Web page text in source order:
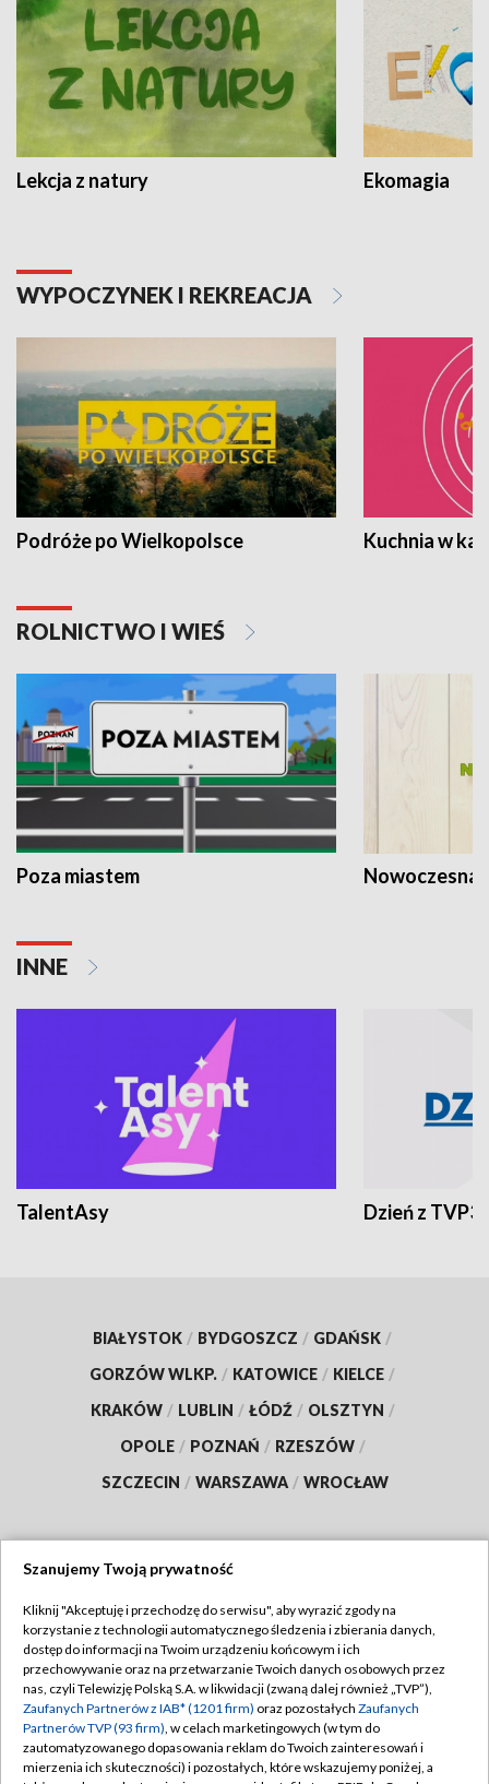
Lekcja z natury Ekomagia
WYPOCZYNEK I REKREACJA
Podróże po Wielkopolsce Kuchnia w
ROLNICTWO I WIEŚ
Poza miastem Nowoczesna
INNE
TalentAsy Dzień z TVP3
BIAŁYSTOK / BYDGOSZCZ / GDAŃSK /
GORZÓW WLKP. / KATOWICE / KIELCE /
KRAKÓW / LUBLIN / ŁÓDŹ / OLSZTYN /
OPOLE / POZNAŃ / RZESZÓW /
SZCZECIN / WARSZAWA / WROCŁAW
TVP
Abonament TVP
Emisja w TVP
Centrum informacji TVP
Naziemna Telewizja Cyfrowa
Regulamin TVP
Polityka prywatności
Moje zgody
Szanujemy Twoją prywatność
Kliknij "Akceptuję i przechodzę do serwisu", aby wyrazić zgody na
korzystanie z technologii automatycznego śledzenia i zbierania danych,
dostęp do informacji na Twoim urządzeniu końcowym i ich
przechowywanie oraz na przetwarzanie Twoich danych osobowych przez
nas, czyli Telewizję Polską S.A. w likwidacji (zwaną dalej również „TVP”),
Zaufanych Partnerów z IAB* (1201 firm) oraz pozostałych Zaufanych
Partnerów TVP (93 firm), w celach marketingowych (w tym do
zautomatyzowanego dopasowania reklam do Twoich zainteresowań i
mierzenia ich skuteczności) i pozostałych, które wskazujemy poniżej, a